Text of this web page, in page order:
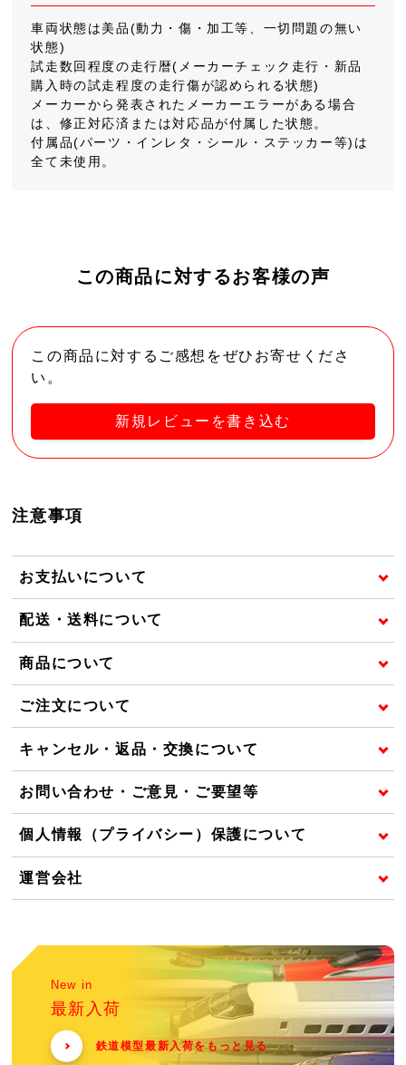
車両状態は美品(動力・傷・加工等、一切問題の無い
状態)
試走数回程度の走行暦(メーカーチェック走行・新品
購入時の試走程度の走行傷が認められる状態)
メーカーから発表されたメーカーエラーがある場合
は、修正対応済または対応品が付属した状態。
付属品(パーツ・インレタ・シール・ステッカー等)は
全て未使用。
この商品に対するお客様の声
この商品に対するご感想をぜひお寄せくださ
い。
新規レビューを書き込む
注意事項
お支払いについて
配送・送料について
商品について
ご注文について
キャンセル・返品・交換について
お問い合わせ・ご意見・ご要望等
個人情報（プライバシー）保護について
運営会社
New in
最新入荷
鉄道模型最新入荷をもっと見る